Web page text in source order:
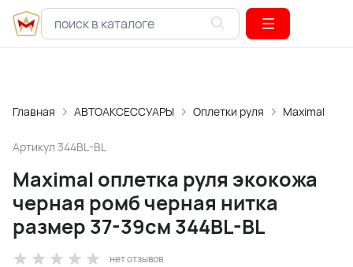
Главная АВТОАКСЕССУАРЫ Оплетки руля Maximal
Артикул 344BL-BL
Maximal оплетка руля экокожа
черная ромб черная нитка
размер 37-39см 344BL-BL
нет отзывов